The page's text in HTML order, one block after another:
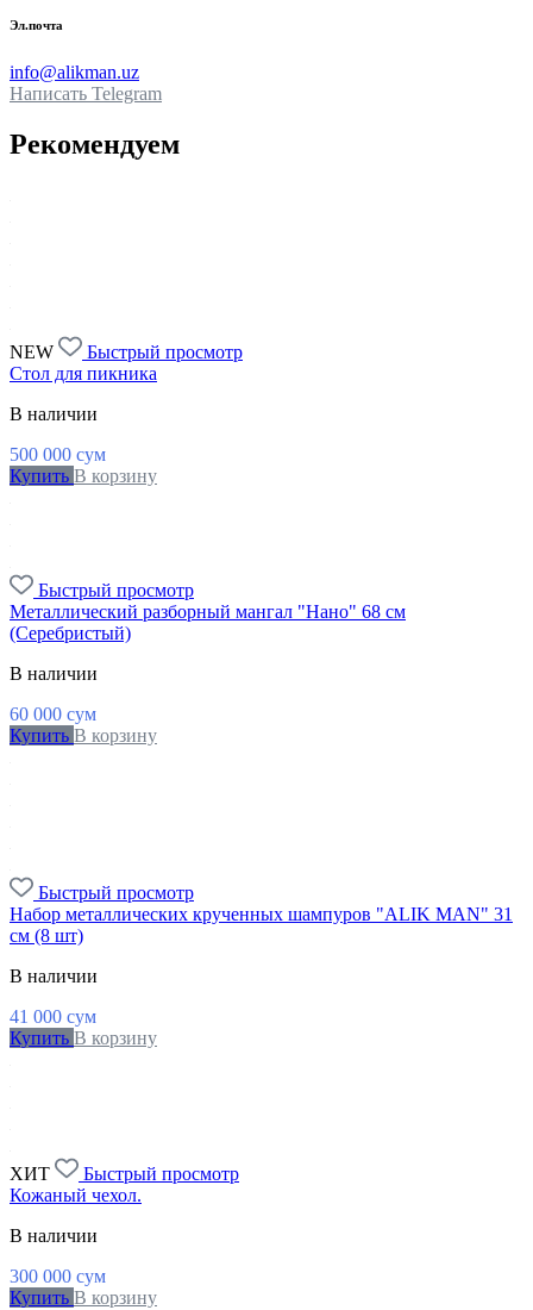
Эл.почта
info@alikman.uz
Написать Telegram
Рекомендуем
NEW
Быстрый просмотр
Стол для пикника
В наличии
500 000 сум
Купить В корзину
Быстрый просмотр
Металлический разборный мангал "Нано" 68 см
(Серебристый)
В наличии
60 000 сум
Купить В корзину
Быстрый просмотр
Набор металлических крученных шампуров "ALIK MAN" 31
см (8 шт)
В наличии
41 000 сум
Купить В корзину
ХИТ
Быстрый просмотр
Кожаный чехол.
В наличии
300 000 сум
Купить В корзину